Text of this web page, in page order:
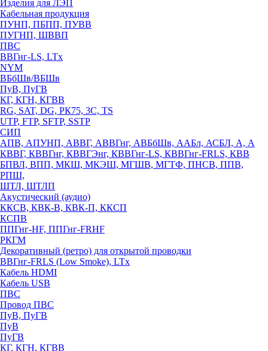
Изделия для ЛЭП
Кабельная продукция
ПУНП, ПБПП, ПУВВ
ПУГНП, ШВВП
ПВС
ВВГнг-LS, LTx
NYM
ВБбШв/ВБШв
ПуВ, ПуГВ
КГ, КГН, КГВВ
RG, SAT, DG, РК75, 3С, TS
UTP, FTP, SFTP, SSTP
СИП
АПВ, АПУНП, АВВГ, АВВГнг, АВБбШв, ААБл, АСБЛ, А, А
КВВГ, КВВГнг, КВВГЭнг, КВВГнг-LS, КВВГнг-FRLS, КВВ
БПВЛ, ВПП, МКШ, МКЭШ, МГШВ, МГТФ, ПНСВ, ППВ,
РПШ,
ШТЛ, ШТЛП
Акустический (аудио)
ККСВ, КВК-В, КВК-П, ККСП
КСПВ
ППГнг-HF, ППГнг-FRHF
РКГМ
Декоративный (ретро) для открытой проводки
ВВГнг-FRLS (Low Smoke), LTx
Кабель HDMI
Кабель USB
ПВС
Провод ПВС
ПуВ, ПуГВ
ПуВ
ПуГВ
КГ, КГН, КГВВ